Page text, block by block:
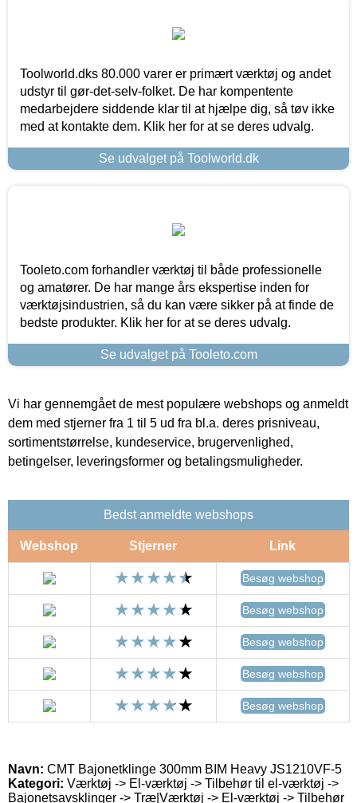
Toolworld.dks 80.000 varer er primært værktøj og andet
udstyr til gør-det-selv-folket. De har kompentente
medarbejdere siddende klar til at hjælpe dig, så tøv ikke
med at kontakte dem. Klik her for at se deres udvalg.
Se udvalget på Toolworld.dk
Tooleto.com forhandler værktøj til både professionelle
og amatører. De har mange års ekspertise inden for
værktøjsindustrien, så du kan være sikker på at finde de
bedste produkter. Klik her for at se deres udvalg.
Se udvalget på Tooleto.com
Vi har gennemgået de mest populære webshops og anmeldt
dem med stjerner fra 1 til 5 ud fra bl.a. deres prisniveau,
sortimentstørrelse, kundeservice, brugervenlighed,
betingelser, leveringsformer og betalingsmuligheder.
Bedst anmeldte webshops
Webshop Stjerner Link
Besøg webshop
Besøg webshop
Besøg webshop
Besøg webshop
Besøg webshop
Navn: CMT Bajonetklinge 300mm BIM Heavy JS1210VF-5
Kategori: Værktøj -> El-værktøj -> Tilbehør til el-værktøj ->
Bajonetsavsklinger -> Træ|Værktøj -> El-værktøj -> Tilbehør